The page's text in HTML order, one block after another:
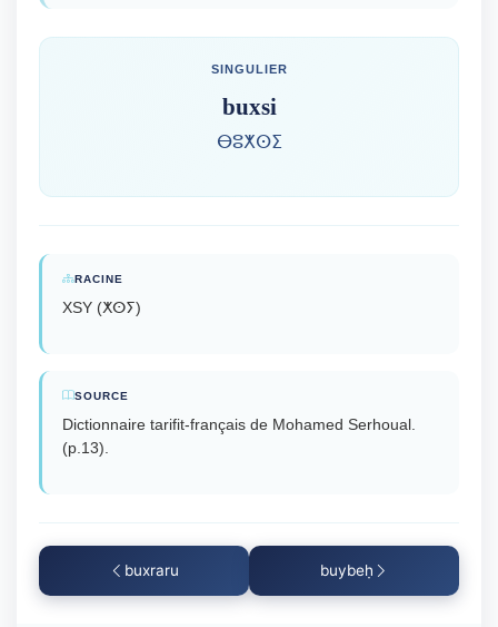
SINGULIER
buxsi
ⴱⵓⵅⵙⵉ
RACINE
XSY (ⵅⵙⵢ)
SOURCE
Dictionnaire tarifit-français de Mohamed Serhoual.
(p.13).
buxraru buybeḥ